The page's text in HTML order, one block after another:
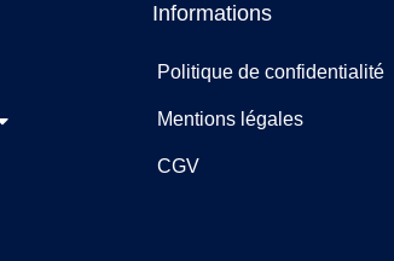
Informations
Politique de confidentialité
Mentions légales
CGV